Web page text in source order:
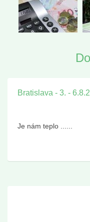
Bratislava - 3. -
Je nám teplo ......